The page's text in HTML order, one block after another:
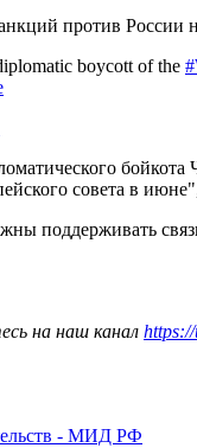
против России
boycott of the
совета в
поддерживать
на наш канал
- МИД РФ